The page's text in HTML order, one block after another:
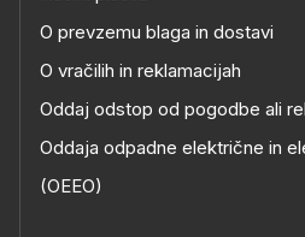
O prevzemu blaga in dostavi
O vračilih in reklamacijah
Oddaj odstop od pogodbe ali
Oddaja odpadne električne in
(OEEO)